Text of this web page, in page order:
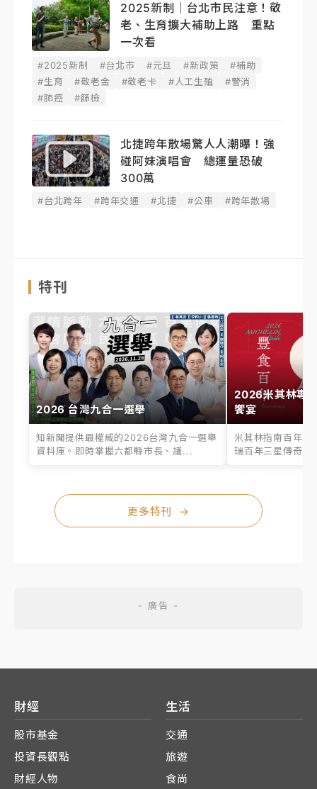
2025新制｜台北市民注意！敬
老、生育擴大補助上路 重點
一次看
#2025新制 #台北市 #元旦 #新政策
#補助
#生育
#敬老金 #敬老卡 #人工生殖
#警消
#肺癌
#篩檢
北捷跨年散場驚人人潮曝！強
碰阿妹演唱會 總運量恐破
300萬
#台北跨年 #跨年交通 #北捷 #公車 #跨年散場
特刊
2026 台灣九合一選舉
知新聞提供最權威的2026台灣九合一選舉
資料庫。即時掌握六都縣市長、議...
2026米其林專
饗宴
米其林指南百年之
瑞百年三星傳奇、
更多特刊 →
財經
股市基金
投資長觀點
財經人物
生活
交通
旅遊
食尚